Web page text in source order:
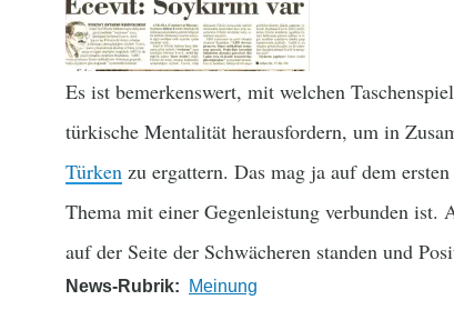
Es ist bemerkenswert, mit welchen
türkische Mentalität herausfordern, um in
Türken zu ergattern. Das mag ja auf dem
Thema mit einer Gegenleistung verbunden ist.
auf der Seite der Schwächeren standen und
News-Rubrik Meinung